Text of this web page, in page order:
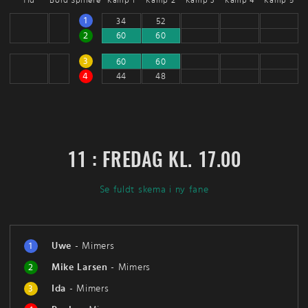
1
2
34
60
52
60
3
4
60
44
60
48
11 : FREDAG KL. 17.00
Se fuldt skema i ny fane
1 Uwe - Mimers
2
Mike Larsen - Mimers
3
Ida - Mimers